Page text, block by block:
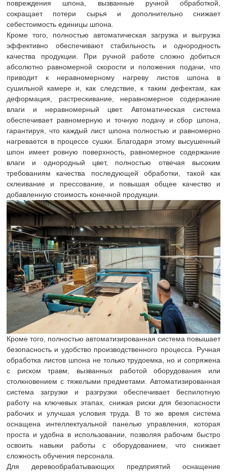
повреждения шпона, вызванные ручной обработкой,
сокращает потери сырья и дополнительно снижает
себестоимость единицы шпона.
Кроме того, полностью автоматическая загрузка и выгрузка
эффективно обеспечивают стабильность и однородность
качества продукции. При ручной работе сложно добиться
абсолютно равномерной скорости и положения подачи, что
приводит к неравномерному нагреву листов шпона в
сушильной камере и, как следствие, к таким дефектам, как
деформация, растрескивание, неравномерное содержание
влаги и неравномерный цвет. Автоматическая система
обеспечивает равномерную и точную подачу и сбор шпона,
гарантируя, что каждый лист шпона полностью и равномерно
нагревается в процессе сушки. Благодаря этому высушенный
шпон имеет ровную поверхность, равномерное содержание
влаги и однородный цвет, полностью отвечая высоким
требованиям качества последующей обработки, такой как
склеивание и прессование, и повышая общее качество и
добавленную стоимость конечной продукции.
Кроме того, полностью автоматизированная система повышает
безопасность и удобство производственного процесса. Ручная
обработка листов шпона не только трудоемка, но и сопряжена
с риском травм, вызванных работой оборудования или
столкновением с тяжелыми предметами. Автоматизированная
система загрузки и разгрузки обеспечивает беспилотную
работу на ключевых этапах, снижая риски для безопасности
рабочих и улучшая условия труда. В то же время система
оснащена интеллектуальной панелью управления, которая
проста и удобна в использовании, позволяя рабочим быстро
освоить навыки работы с оборудованием, что снижает
сложность обучения персонала.
Для деревообрабатывающих предприятий оснащение